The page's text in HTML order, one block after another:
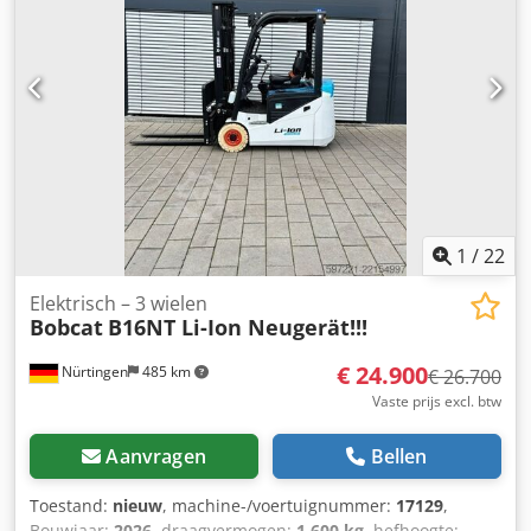
Serienummer: OBA07-000027 Batterijspecificaties: 51,2 V,
1 /22
Nürtingen 485 km
Elektrisch – 3 wielen
Bobcat B16NT Li-Ion Neugerät!!!
€ 24.900€ 26.700
Vaste prijs excl. btw
Aanvragen Bellen
Toestand: nieuw, machine-/voertuignummer: 17129,